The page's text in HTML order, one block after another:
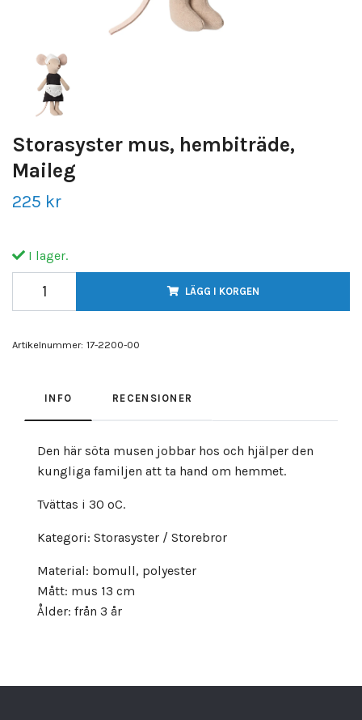
Storasyster mus, hembiträde,
Maileg
225 kr
I lager.
LÄGG I KORGEN
Artikelnummer: 17-2200-00
INFO RECENSIONER
Den här söta musen jobbar hos och hjälper den
kungliga familjen att ta hand om hemmet.
Tvättas i 30 ºC.
Kategori: Storasyster / Storebror
Material: bomull, polyester
Mått: mus 13 cm
Ålder: från 3 år